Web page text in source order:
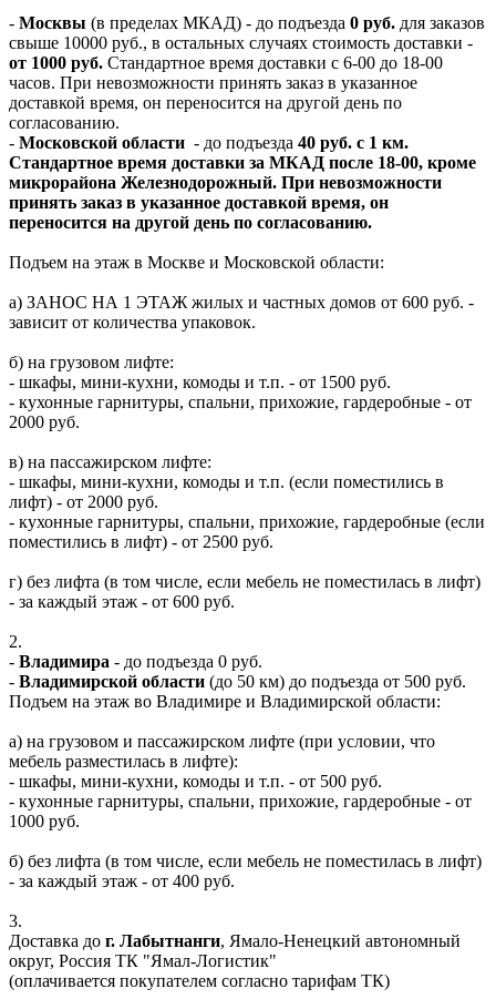
- Москвы (в пределах МКАД) - до подъезда 0 руб. для заказов
свыше 10000 руб., в остальных случаях стоимость доставки -
от 1000 руб. Стандартное время доставки с 6-00 до 18-00
часов. При невозможности принять заказ в указанное
доставкой время, он переносится на другой день по
согласованию.
- Московской области - до подъезда 40 руб. с 1 км.
Стандартное время доставки за МКАД после 18-00, кроме
микрорайона Железнодорожный. При невозможности
принять заказ в указанное доставкой время, он
переносится на другой день по согласованию.
Подъем на этаж в Москве и Московской области:
а) ЗАНОС НА 1 ЭТАЖ жилых и частных домов от 600 руб. -
зависит от количества упаковок.
б) на грузовом лифте:
- шкафы, мини-кухни, комоды и т.п. - от 1500 руб.
- кухонные гарнитуры, спальни, прихожие, гардеробные - от
2000 руб.
в) на пассажирском лифте:
- шкафы, мини-кухни, комоды и т.п. (если поместились в
лифт) - от 2000 руб.
- кухонные гарнитуры, спальни, прихожие, гардеробные (если
поместились в лифт) - от 2500 руб.
г) без лифта (в том числе, если мебель не поместилась в лифт)
- за каждый этаж - от 600 руб.
2.
- Владимира - до подъезда 0 руб.
- Владимирской области (до 50 км) до подъезда от 500 руб.
Подъем на этаж во Владимире и Владимирской области:
а) на грузовом и пассажирском лифте (при условии, что
мебель разместилась в лифте):
- шкафы, мини-кухни, комоды и т.п. - от 500 руб.
- кухонные гарнитуры, спальни, прихожие, гардеробные - от
1000 руб.
б) без лифта (в том числе, если мебель не поместилась в лифт)
- за каждый этаж - от 400 руб.
3.
Доставка до г. Лабытнанги, Ямало-Ненецкий автономный
округ, Россия ТК "Ямал-Логистик"
(оплачивается покупателем согласно тарифам ТК)